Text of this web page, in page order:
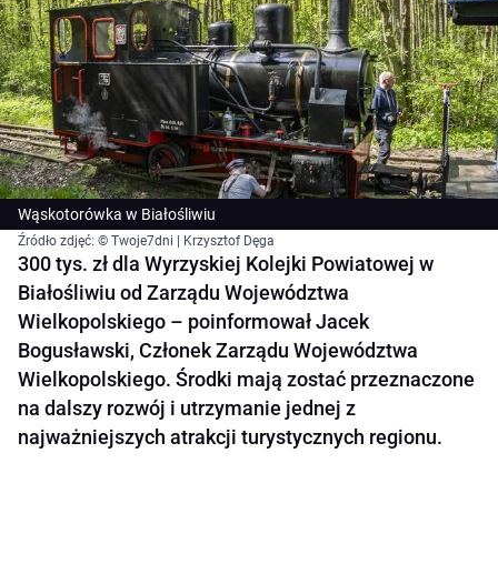
Wąskotorówka w Białośliwiu
Źródło zdjęć: © Twoje7dni | Krzysztof Dęga
300 tys. zł dla Wyrzyskiej Kolejki Powiatowej w
Białośliwiu od Zarządu Województwa
Wielkopolskiego – poinformował Jacek
Bogusławski, Członek Zarządu Województwa
Wielkopolskiego. Środki mają zostać przeznaczone
na dalszy rozwój i utrzymanie jednej z
najważniejszych atrakcji turystycznych regionu.